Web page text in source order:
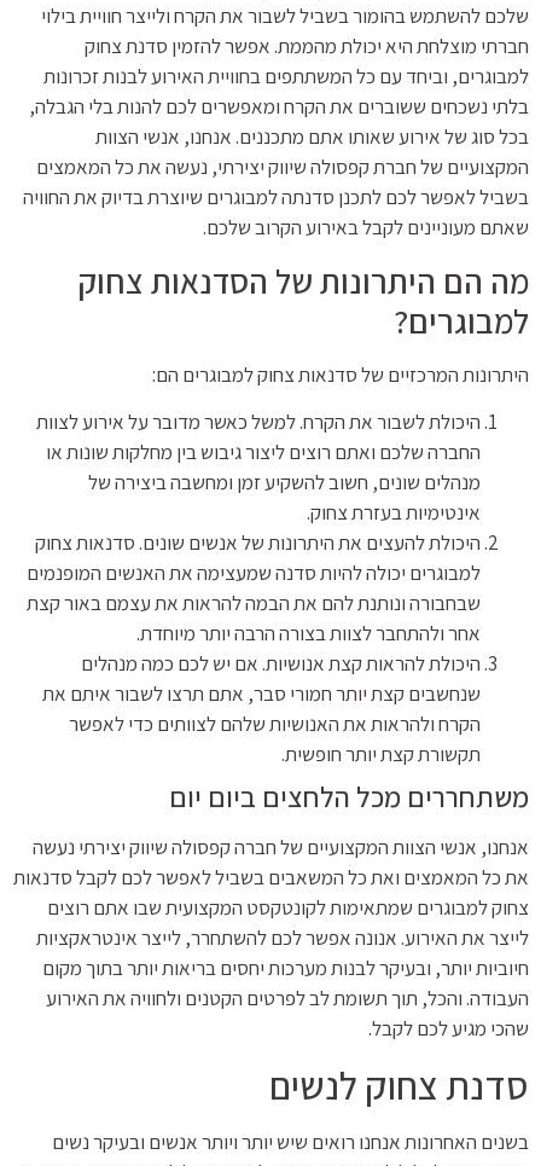
שלכם להשתמש בהומור בשביל לשבור את הקרח ולייצר חוויית בילוי
חברתי מוצלחת היא יכולת מהממת. אפשר להזמין סדנת צחוק
למבוגרים, וביחד עם כל המשתתפים בחוויית האירוע לבנות זכרונות
בלתי נשכחים ששוברים את הקרח ומאפשרים לכם להנות בלי הגבלה,
בכל סוג של אירוע שאותו אתם מתכננים. אנחנו, אנשי הצוות
המקצועיים של חברת קפסולה שיווק יצירתי, נעשה את כל המאמצים
בשביל לאפשר לכם לתכנן סדנתה למבוגרים שיוצרת בדיוק את החוויה
שאתם מעוניינים לקבל באירוע הקרוב שלכם.
מה הם היתרונות של הסדנאות צחוק
למבוגרים?
היתרונות המרכזיים של סדנאות צחוק למבוגרים הם:
היכולת לשבור את הקרח. למשל כאשר מדובר על אירוע לצוות
החברה שלכם ואתם רוצים ליצור גיבוש בין מחלקות שונות או
מנהלים שונים, חשוב להשקיע זמן ומחשבה ביצירה של
אינטימיות בעזרת צחוק.
היכולת להעצים את היתרונות של אנשים שונים. סדנאות צחוק
למבוגרים יכולה להיות סדנה שמעצימה את האנשים המופנמים
שבחבורה ונותנת להם את הבמה להראות את עצמם באור קצת
אחר ולהתחבר לצוות בצורה הרבה יותר מיוחדת.
היכולת להראות קצת אנושיות. אם יש לכם כמה מנהלים
שנחשבים קצת יותר חמורי סבר, אתם תרצו לשבור איתם את
הקרח ולהראות את האנושיות שלהם לצוותים כדי לאפשר
תקשורת קצת יותר חופשית.
משתחררים מכל הלחצים ביום יום
אנחנו, אנשי הצוות המקצועיים של חברה קפסולה שיווק יצירתי נעשה
את כל המאמצים ואת כל המשאבים בשביל לאפשר לכם לקבל סדנאות
צחוק למבוגרים שמתאימות לקונטקסט המקצועית שבו אתם רוצים
לייצר את האירוע. אנונה אפשר לכם להשתחרר, לייצר אינטראקציות
חיוביות יותר, ובעיקר לבנות מערכות יחסים בריאות יותר בתוך מקום
העבודה. והכל, תוך תשומת לב לפרטים הקטנים ולחוויה את האירוע
שהכי מגיע לכם לקבל.
סדנת צחוק לנשים
בשנים האחרונות אנחנו רואים שיש יותר ויותר אנשים ובעיקר נשים